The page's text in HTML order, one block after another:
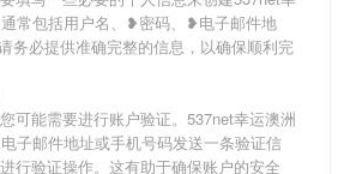
常包括用户名、❥密码、❥电子邮件地
务必提供准确完整的信息，以确保顺利完
可能需要进行账户验证。537net幸运澳洲
子邮件地址或手机号码发送一条验证信
行验证操作。这有助于确保账户的安全